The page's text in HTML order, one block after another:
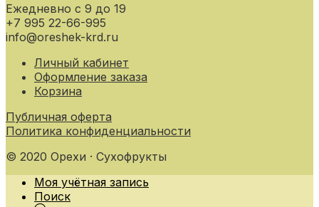
Ежедневно с 9 до 19
+7 995 22-66-995
info@oreshek-krd.ru
Личный кабинет
Оформление заказа
Корзина
Публичная оферта
Политика конфиденциальности
© 2020 Орехи · Сухофрукты
Моя учётная запись
Поиск